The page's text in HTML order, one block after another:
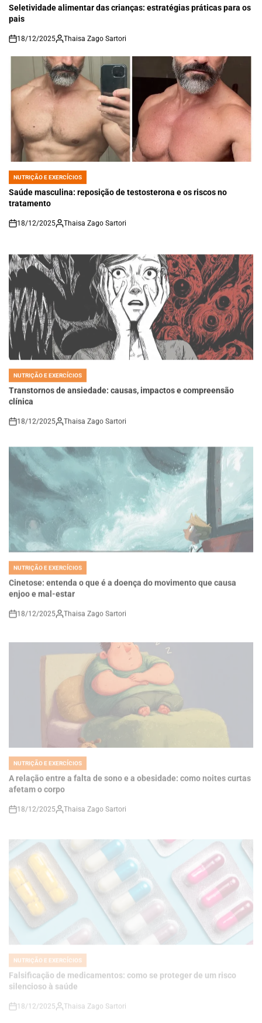
IN
Seletividade alimentar das crianças: estratégias práticas para os
pais
on
18/12/2025 Thaisa Zago Sartori
POSTED
IN
NUTRIÇÃO E EXERCÍCIOS
Saúde masculina: reposição de testosterona e os riscos no
tratamento
on
18/12/2025 Thaisa Zago Sartori
IN
NUTRIÇÃO E EXERCÍCIOS
Transtornos de ansiedade: causas, impactos e compreensão
clínica
18/12/2025
POSTED
NUTRIÇÃO E EXERCÍCIOS
Cinetose: entenda o que é a doença do movimento que causa
enjoo e mal-estar
on
18/12/2025 Thaisa Zago Sartori
NUTRIÇÃO E EXERCÍCIOS
A relação entre a falta de sono e a obesidade: como noites curtas
afetam o corpo
on
18/12/2025 Thaisa Zago Sartori
NUTRIÇÃO E EXERCÍCIOS
Falsificação de medicamentos: como se proteger de um risco
on
18/12/2025 Thaisa Zago Sartori